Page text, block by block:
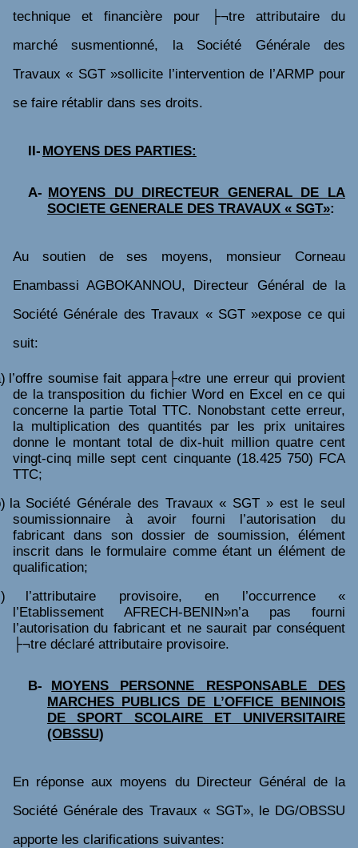
technique et financière pour ├¬tre attributaire du
marché susmentionné, la Société Générale des
Travaux « SGT »sollicite l’intervention de l’ARMP pour
se faire rétablir dans ses droits.
II- MOYENS DES PARTIES:
A- MOYENS DU DIRECTEUR GENERAL DE LA
SOCIETE GENERALE DES TRAVAUX « SGT»:
Au soutien de ses moyens, monsieur Corneau
Enambassi AGBOKANNOU, Directeur Général de la
Société Générale des Travaux « SGT »expose ce qui
suit:
l’offre soumise fait appara├«tre une erreur qui provient
de la transposition du fichier Word en Excel en ce qui
concerne la partie Total TTC. Nonobstant cette erreur,
la multiplication des quantités par les prix unitaires
donne le montant total de dix-huit million quatre cent
vingt-cinq mille sept cent cinquante (18.425 750) FCA
TTC;
la Société Générale des Travaux « SGT » est le seul
soumissionnaire à avoir fourni l’autorisation du
fabricant dans son dossier de soumission, élément
inscrit dans le formulaire comme étant un élément de
qualification;
l’attributaire provisoire, en l’occurrence «
l’Etablissement AFRECH-BENIN»n’a pas fourni
l’autorisation du fabricant et ne saurait par conséquent
├¬tre déclaré attributaire provisoire.
B-
MOYENS PERSONNE RESPONSABLE DES
MARCHES PUBLICS DE L’OFFICE BENINOIS
DE SPORT SCOLAIRE ET UNIVERSITAIRE
(OBSSU)
En réponse aux moyens du Directeur Général de la
Société Générale des Travaux « SGT», le DG/OBSSU
apporte les clarifications suivantes: